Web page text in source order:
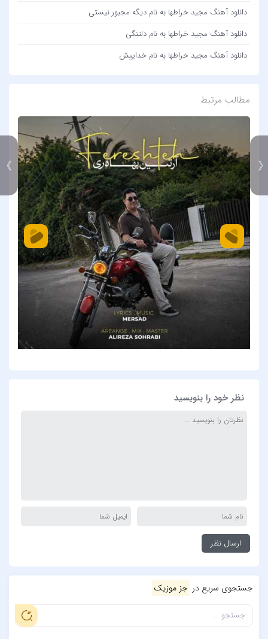
دانلود آهنگ مجید خراطها به نام دیگه مجبور نیستی
دانلود آهنگ مجید خراطها به نام دلتنگی
دانلود آهنگ مجید خراطها به نام خداییش
مطالب مرتبط
نظر خود را بنویسید
جستجوی سریع در جز موزیک
》